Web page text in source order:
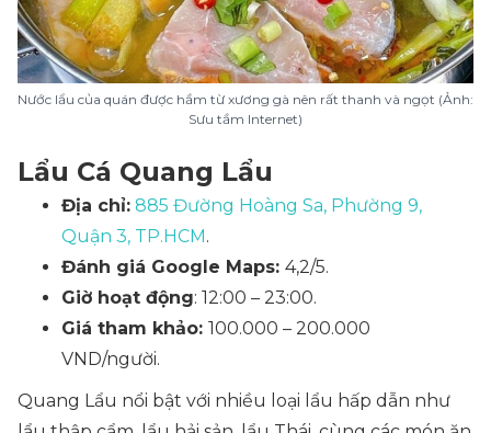
Nước lẩu của quán được hầm từ xương gà nên rất thanh và ngọt (Ảnh:
Sưu tầm Internet)
Lẩu Cá Quang Lẩu
Địa chỉ: 885 Đường Hoàng Sa, Phường 9,
Quận 3, TP.HCM.
Đánh giá Google Maps: 4,2/5.
Giờ hoạt động: 12:00 – 23:00.
Giá tham khảo: 100.000 – 200.000
VND/người.
Quang Lẩu nổi bật với nhiều loại lẩu hấp dẫn như